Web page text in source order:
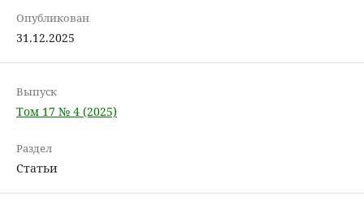
Опубликован
31.12.2025
Выпуск
Том 17 № 4 (2025)
Раздел
Статьи